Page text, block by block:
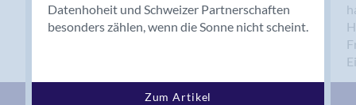
Binningen
Bolligen
Datenhoheit und Schweizer Partnerschaften
besonders zählen, wenn die Sonne nicht scheint.
Zum Artikel